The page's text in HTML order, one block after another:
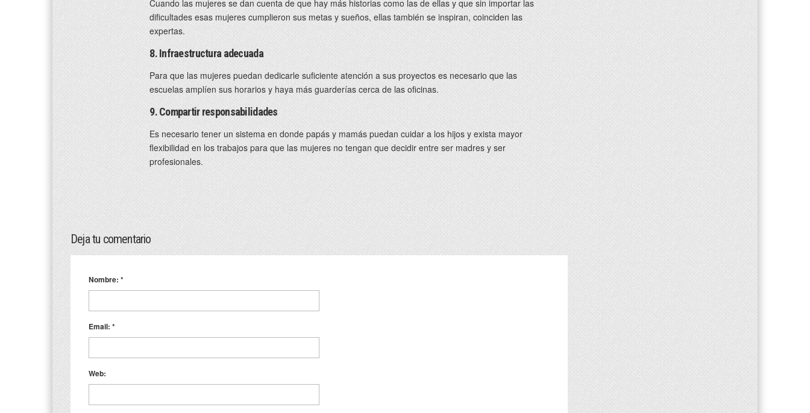
Cuando las mujeres se dan cuenta de que hay más historias como las de ellas y que sin importar las
dificultades esas mujeres cumplieron sus metas y sueños, ellas también se inspiran, coinciden las
expertas.
8. Infraestructura adecuada
Para que las mujeres puedan dedicarle suficiente atención a sus proyectos es necesario que las
escuelas amplíen sus horarios y haya más guarderías cerca de las oficinas.
9. Compartir responsabilidades
Es necesario tener un sistema en donde papás y mamás puedan cuidar a los hijos y exista mayor
flexibilidad en los trabajos para que las mujeres no tengan que decidir entre ser madres y ser
profesionales.
Deja tu comentario
Nombre: *
Email: *
Web: